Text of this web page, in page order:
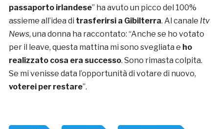
passaporto irlandese” ha avuto un picco del 100%
assieme all’idea di trasferirsi a Gibilterra. Al canale Itv
News, una donna ha raccontato: “Anche se ho votato
per il leave, questa mattina mi sono svegliata e ho
realizzato cosa era successo. Sono rimasta colpita.
Se mi venisse data l’opportunità di votare di nuovo,
voterei per restare”.